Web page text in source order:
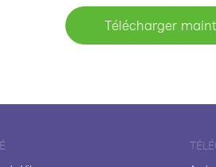
Télécharger